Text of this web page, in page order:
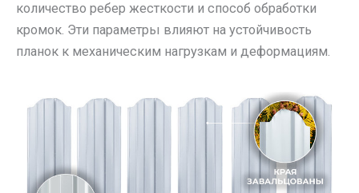
количество ребер жесткости и способ обработки
кромок. Эти параметры влияют на устойчивость
планок к механическим нагрузкам и деформациям.